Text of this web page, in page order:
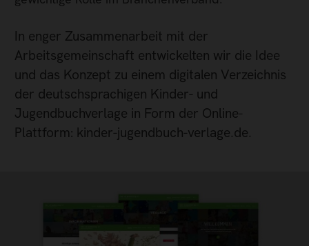
In enger Zusammenarbeit mit der
Arbeitsgemeinschaft entwickelten wir die Idee
und das Konzept zu einem digitalen Verzeichnis
der deutschsprachigen Kinder- und
Jugendbuchverlage in Form der Online-
Plattform: kinder-jugendbuch-verlage.de.